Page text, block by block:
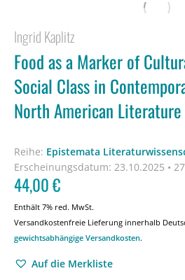
Ingrid Kaplitz
Food as a Marker of
Social Class in
North American Literature
Reihe: Epistemata
Erscheinungsdatum: 23.10.2025 •
44,00€
Enthält 7% red. MwSt.
Versandkostenfreie Lieferung innerhalb
gewichtsabhängige Versandkosten.
Auf die Merkliste